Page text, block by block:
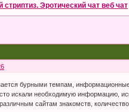
Эротический чат веб чат
бурными темпам,
искали необходимую информацию,
сайтам знакомств,